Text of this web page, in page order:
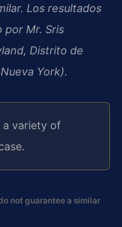
Los resultados
por Mr. Sris
Distrito de
York).
a variety of
not guarantee a similar